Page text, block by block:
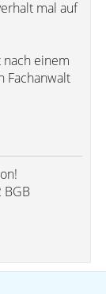
mal auf
nach einem
Fachanwalt
BGB